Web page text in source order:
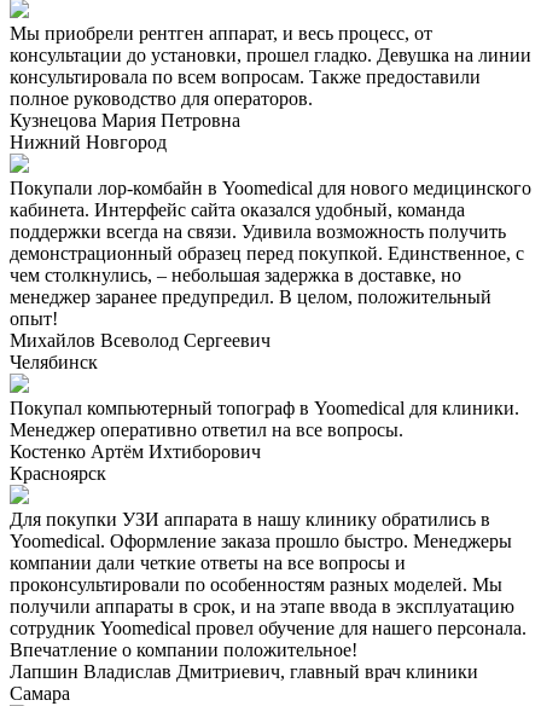
Мы приобрели рентген аппарат, и весь процесс, от
консультации до установки, прошел гладко. Девушка на линии
консультировала по всем вопросам. Также предоставили
полное руководство для операторов.
Кузнецова Мария Петровна
Нижний Новгород
Покупали лор-комбайн в Yoomedical для нового медицинского
кабинета. Интерфейс сайта оказался удобный, команда
поддержки всегда на связи. Удивила возможность получить
демонстрационный образец перед покупкой. Единственное, с
чем столкнулись, – небольшая задержка в доставке, но
менеджер заранее предупредил. В целом, положительный
опыт!
Михайлов Всеволод Сергеевич
Челябинск
Покупал компьютерный топограф в Yoomedical для клиники.
Менеджер оперативно ответил на все вопросы.
Костенко Артём Ихтиборович
Красноярск
Для покупки УЗИ аппарата в нашу клинику обратились в
Yoomedical. Оформление заказа прошло быстро. Менеджеры
компании дали четкие ответы на все вопросы и
проконсультировали по особенностям разных моделей. Мы
получили аппараты в срок, и на этапе ввода в эксплуатацию
сотрудник Yoomedical провел обучение для нашего персонала.
Впечатление о компании положительное!
Лапшин Владислав Дмитриевич, главный врач клиники
Самара